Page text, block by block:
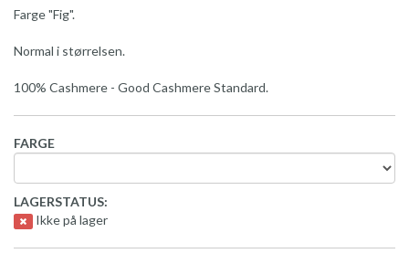
Farge "Fig".
Normal i størrelsen.
100% Cashmere - Good Cashmere Standard.
FARGE
LAGERSTATUS:
Ikke på lager